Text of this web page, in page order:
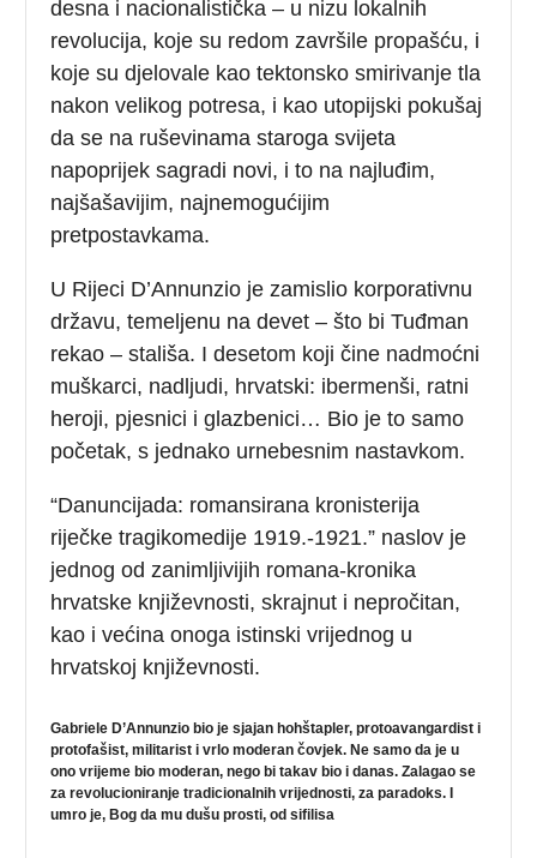
desna i nacionalistička – u nizu lokalnih
revolucija, koje su redom završile propašću, i
koje su djelovale kao tektonsko smirivanje tla
nakon velikog potresa, i kao utopijski pokušaj
da se na ruševinama staroga svijeta
napoprijek sagradi novi, i to na najluđim,
najšašavijim, najnemogućijim
pretpostavkama.
U Rijeci D’Annunzio je zamislio korporativnu
državu, temeljenu na devet – što bi Tuđman
rekao – stališa. I desetom koji čine nadmoćni
muškarci, nadljudi, hrvatski: ibermenši, ratni
heroji, pjesnici i glazbenici… Bio je to samo
početak, s jednako urnebesnim nastavkom.
“Danuncijada: romansirana kronisterija
riječke tragikomedije 1919.-1921.” naslov je
jednog od zanimljivijih romana-kronika
hrvatske književnosti, skrajnut i nepročitan,
kao i većina onoga istinski vrijednog u
hrvatskoj književnosti.
Gabriele D’Annunzio bio je sjajan hohštapler, protoavangardist i
protofašist, militarist i vrlo moderan čovjek. Ne samo da je u
ono vrijeme bio moderan, nego bi takav bio i danas. Zalagao se
za revolucioniranje tradicionalnih vrijednosti, za paradoks. I
umro je, Bog da mu dušu prosti, od sifilisa